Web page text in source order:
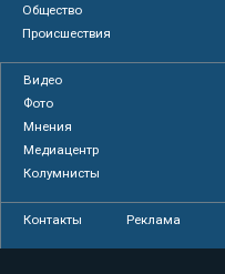
Общество
Происшествия
Видео
Фото
Мнения
Медиацентр
Колумнисты
Контакты Реклама